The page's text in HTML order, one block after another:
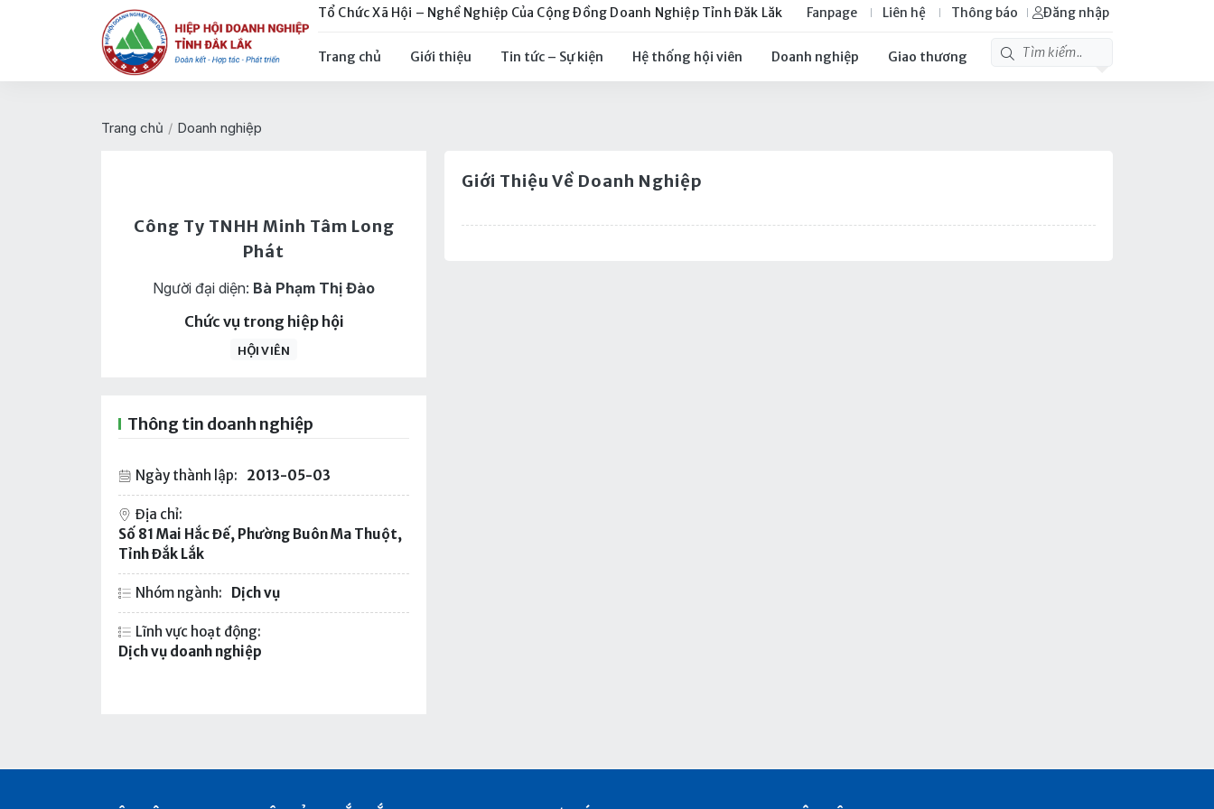
Tổ Chức Xã Hội – Nghề Nghiệp Của Cộng Đồng Doanh Nghiệp Tỉnh Đăk Lăk Fanpage Liên hệ Thông báo Đăng nhập
Trang chủ Giới thiệu Tin tức – Sự kiện Hệ thống hội viên Doanh nghiệp Giao thương
Trang chủ / Doanh nghiệp
Công Ty TNHH Minh Tâm Long
Phát
Người đại diện: Bà Phạm Thị Đào
Chức vụ trong hiệp hội
HỘI VIÊN
Thông tin doanh nghiệp
Ngày thành lập: 2013-05-03
Địa chỉ:
Số 81 Mai Hắc Đế, Phường Buôn Ma Thuột,
Tỉnh Đắk Lắk
Nhóm ngành: Dịch vụ
Lĩnh vực hoạt động:
Dịch vụ doanh nghiệp
Giới Thiệu Về Doanh Nghiệp